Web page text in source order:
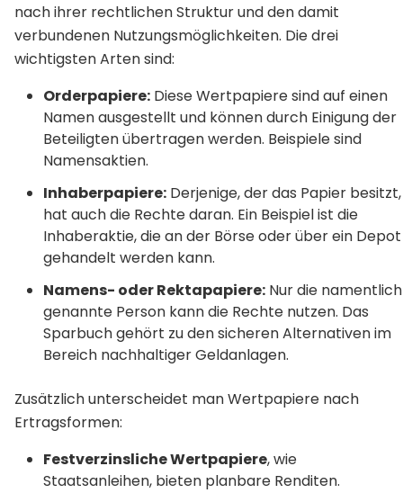
nach ihrer rechtlichen Struktur und den damit
verbundenen Nutzungsmöglichkeiten. Die drei
wichtigsten Arten sind:
Orderpapiere: Diese Wertpapiere sind auf einen
Namen ausgestellt und können durch Einigung der
Beteiligten übertragen werden. Beispiele sind
Namensaktien.
Inhaberpapiere: Derjenige, der das Papier besitzt,
hat auch die Rechte daran. Ein Beispiel ist die
Inhaberaktie, die an der Börse oder über ein Depot
gehandelt werden kann.
Namens- oder Rektapapiere: Nur die namentlich
genannte Person kann die Rechte nutzen. Das
Sparbuch gehört zu den sicheren Alternativen im
Bereich nachhaltiger Geldanlagen.
Zusätzlich unterscheidet man Wertpapiere nach
Ertragsformen:
Festverzinsliche Wertpapiere, wie
Staatsanleihen, bieten planbare Renditen.